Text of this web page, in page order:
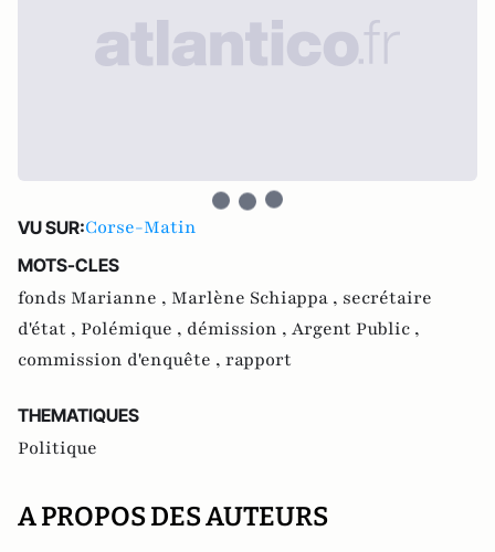
VU SUR:Corse-Matin
MOTS-CLES
fonds Marianne , Marlène Schiappa , secrétaire
d'état , Polémique , démission , Argent Public ,
commission d'enquête , rapport
THEMATIQUES
Politique
A PROPOS DES AUTEURS